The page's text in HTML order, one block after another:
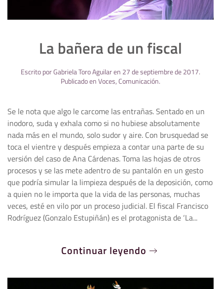
La bañera de un fiscal
Escrito porGabriela Toro Aguilaren 27 de septiembre de 2017.
Publicado enVoces,Comunicación.
Se le nota que algo le carcome las entrañas. Sentado en un
inodoro, suda y exhala como si no hubiese absolutamente
nada más en el mundo, solo sudor y aire. Con brusquedad se
toca el vientre y después empieza a contar una parte de su
versión del caso de Ana Cárdenas. Toma las hojas de otros
procesos y se las mete adentro de su pantalón en un gesto
que podría simular la limpieza después de la deposición, como
a quien no le importa que la vida de las personas, muchas
veces, esté en vilo por un proceso judicial. El fiscal Francisco
Rodríguez (Gonzalo Estupiñán) es el protagonista de ‘La...
Continuar leyendo